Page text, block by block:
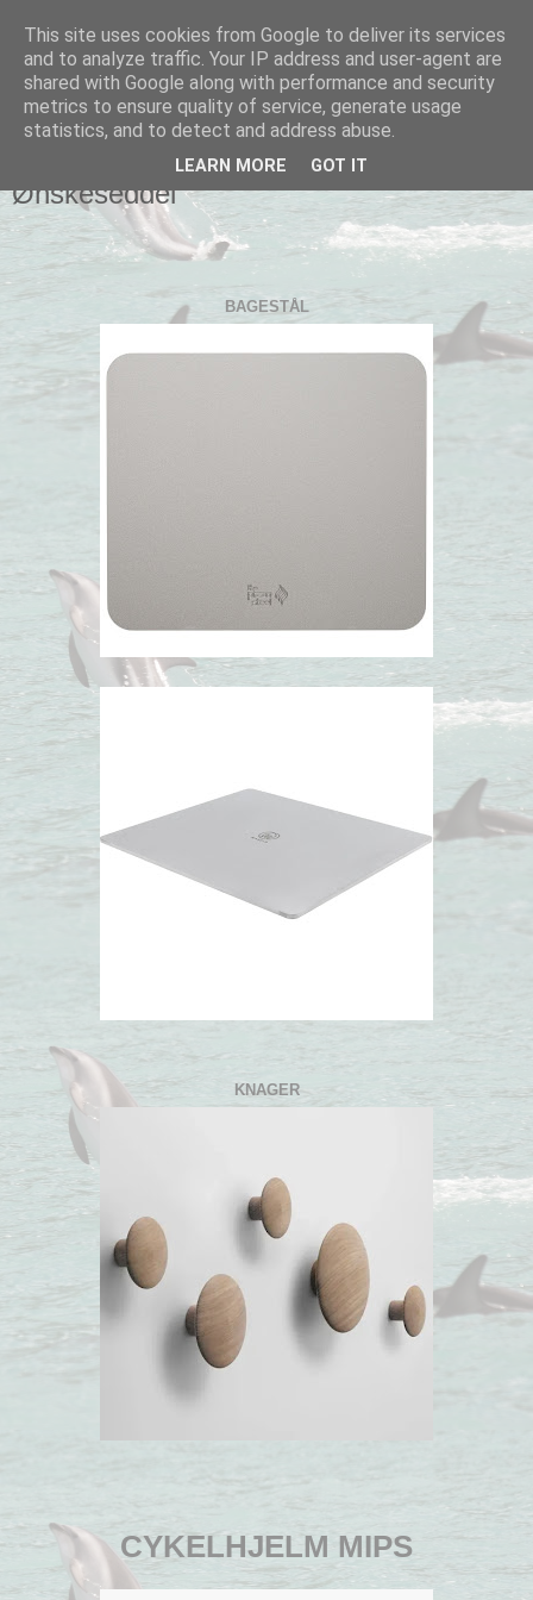
Connies blog
Ønskeseddel
BAGESTÅL
KNAGER
CYKELHJELM MIPS
This site uses cookies from Google to deliver its services
and to analyze traffic. Your IP address and user-agent are
shared with Google along with performance and security
metrics to ensure quality of service, generate usage
statistics, and to detect and address abuse.
LEARN MORE GOT IT